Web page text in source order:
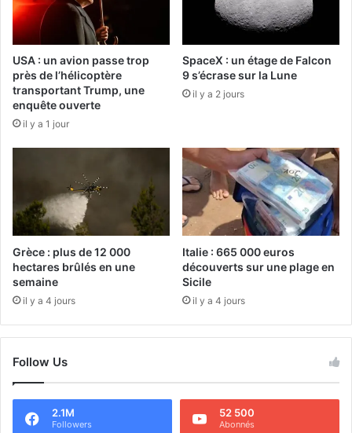
USA : un avion passe trop
près de l’hélicoptère
transportant Trump, une
enquête ouverte
il y a 1 jour
SpaceX : un étage de Falcon
9 s’écrase sur la Lune
il y a 2 jours
Grèce : plus de 12 000
hectares brûlés en une
semaine
il y a 4 jours
Italie : 665 000 euros
découverts sur une plage en
Sicile
il y a 4 jours
Follow Us
2.1M
Followers
52 500
Abonnés